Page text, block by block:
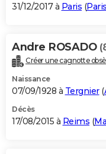
31/12/2017 à Paris (Paris
Andre ROSADO
Créer une cagnotte
Naissance
07/09/1928 à Tergnier(
Décès
17/08/2015 à Reims (